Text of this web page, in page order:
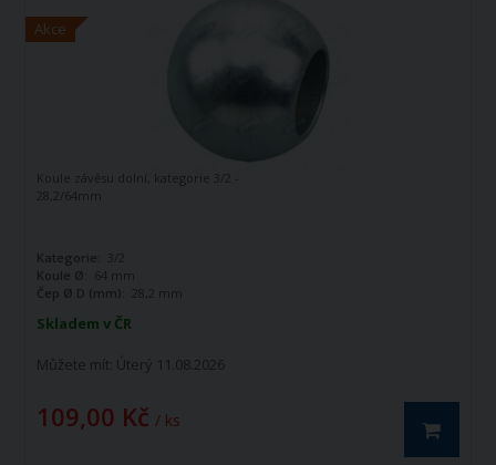
Akce
Skladem v ČR
Můžete mít: Úterý 11.08.2026
109,00 Kč / ks
Koule závěsu dolní, kategorie 3/2 -
28,2/64mm
Kategorie:
Koule Ø: 64 mm
Čep Ø D (mm):
28,2 mm